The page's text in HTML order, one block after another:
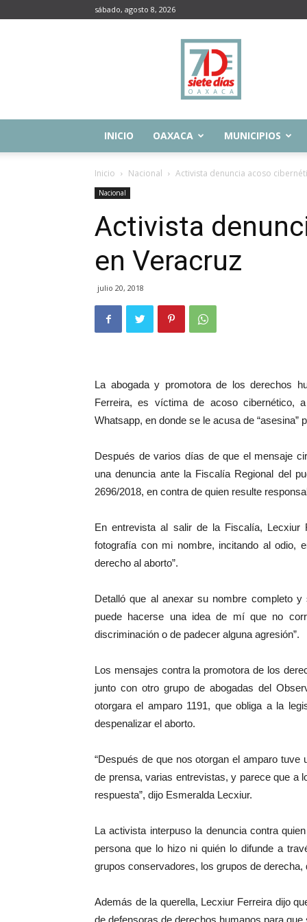
sábado, agosto 8, 2026
Siete
Días
Oaxaca
INICIO OAXACA MUNICIPIOS
Inicio Nacional Activista denuncia acoso
Nacional
Activista
en Veracruz
julio 20, 2018
La abogada y promotora de los derechos
Ferreira, es víctima de acoso cibernético,
Whatsapp, en donde se le acusa de “asesina”
Después de varios días de que el mensaje
una denuncia ante la Fiscalía Regional del
2696/2018, en contra de quien resulte
En entrevista al salir de la Fiscalía,
fotografía con mi nombre, incitando al odio,
derecho al aborto”.
Detalló que al anexar su nombre completo y
puede hacerse una idea de mí que no
discriminación o de padecer alguna agresión”.
Los mensajes contra la promotora de los
junto con otro grupo de abogadas del
otorgara el amparo 1191, que obliga a la
despenalizar el aborto.
“Después de que nos otorgan el amparo
de prensa, varias entrevistas, y parece que a
respuesta”, dijo Esmeralda Lecxiur.
La activista interpuso la denuncia contra
persona que lo hizo ni quién lo difunde a
grupos conservadores, los grupos de derecha,
Además de la querella, Lecxiur Ferreira dijo
de defensoras de derechos humanos para